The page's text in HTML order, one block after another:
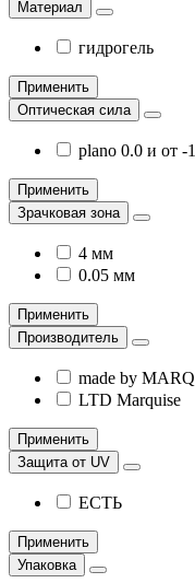
Материал
гидрогель
Применить
Оптическая сила
plano 0.0 и от -
Применить
Зрачковая зона
4 мм
0.05 мм
Применить
Производитель
made by
LTD Marquise
Применить
Защита от UV
ЕСТЬ
Применить
Упаковка